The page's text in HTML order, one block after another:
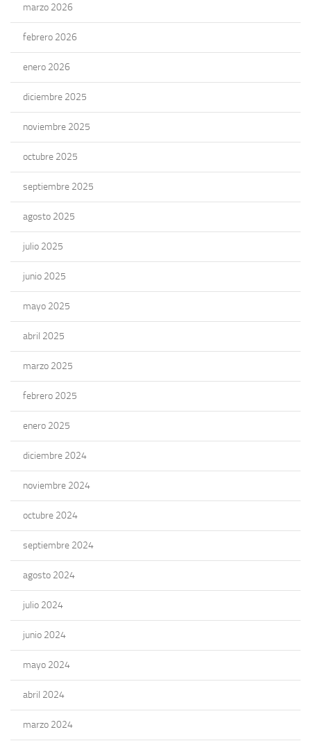
marzo 2026
febrero 2026
enero 2026
diciembre 2025
noviembre 2025
octubre 2025
septiembre 2025
agosto 2025
julio 2025
junio 2025
mayo 2025
abril 2025
marzo 2025
febrero 2025
enero 2025
diciembre 2024
noviembre 2024
octubre 2024
septiembre 2024
agosto 2024
julio 2024
junio 2024
mayo 2024
abril 2024
marzo 2024